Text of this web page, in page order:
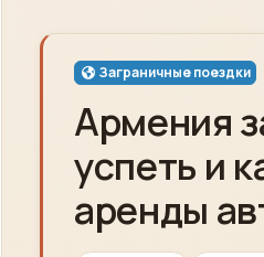
Заграничные поездки
Армения
успеть и
аренды